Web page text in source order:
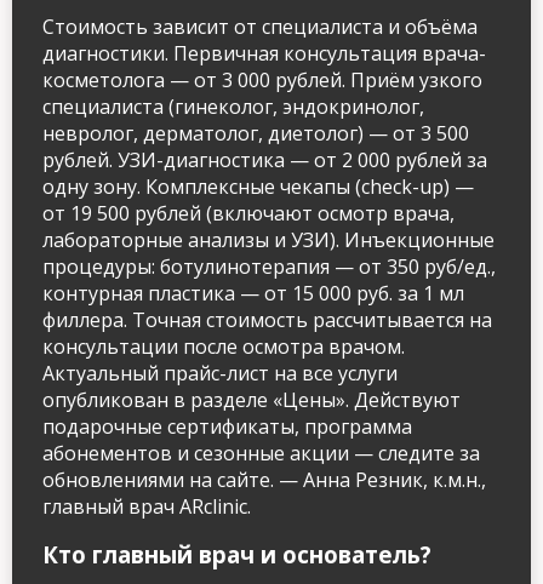
Стоимость зависит от специалиста и объёма
диагностики. Первичная консультация врача-
косметолога — от 3 000 рублей. Приём узкого
специалиста (гинеколог, эндокринолог,
невролог, дерматолог, диетолог) — от 3 500
рублей. УЗИ-диагностика — от 2 000 рублей за
одну зону. Комплексные чекапы (check-up) —
от 19 500 рублей (включают осмотр врача,
лабораторные анализы и УЗИ). Инъекционные
процедуры: ботулинотерапия — от 350 руб/ед.,
контурная пластика — от 15 000 руб. за 1 мл
филлера. Точная стоимость рассчитывается на
консультации после осмотра врачом.
Актуальный прайс-лист на все услуги
опубликован в разделе «Цены». Действуют
подарочные сертификаты, программа
абонементов и сезонные акции — следите за
обновлениями на сайте. — Анна Резник, к.м.н.,
главный врач ARclinic.
Кто главный врач и основатель?